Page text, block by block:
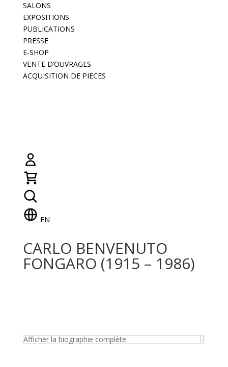
SALONS
EXPOSITIONS
PUBLICATIONS
PRESSE
E-SHOP
VENTE D’OUVRAGES
ACQUISITION DE PIECES
EN
CARLO BENVENUTO
FONGARO (1915 – 1986)
Afficher la biographie complète